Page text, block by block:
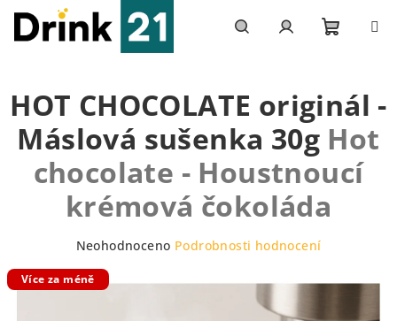
obsah
košík
HOT CHOCOLATE originál -
Máslová sušenka 30g Hot
chocolate - Houstnoucí
krémová čokoláda
Průměrné
produktu
Neohodnoceno Podrobnosti hodnocení
Více za méně